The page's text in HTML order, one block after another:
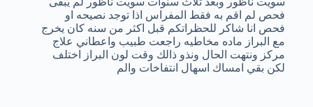
فحص لم اقم به فقط المفراس اذا توجد نصيحه او
فحص انا شاكر للحظراتكم قبل اكثر من سنه كان يخرج
مع البراز ماده مخاطيه راجعت طبيب واعطاني علاج
مركز ونتهت الحال ونذو ذالك وقت لون البراز اختلف
لكن بقي امساك اسهال انتفاخات والم